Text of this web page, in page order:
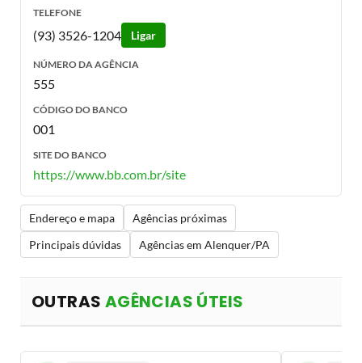
TELEFONE
(93) 3526-1204 Ligar
NÚMERO DA AGÊNCIA
555
CÓDIGO DO BANCO
001
SITE DO BANCO
https://www.bb.com.br/site
Endereço e mapa
Agências próximas
Principais dúvidas
Agências em Alenquer/PA
OUTRAS AGÊNCIAS ÚTEIS